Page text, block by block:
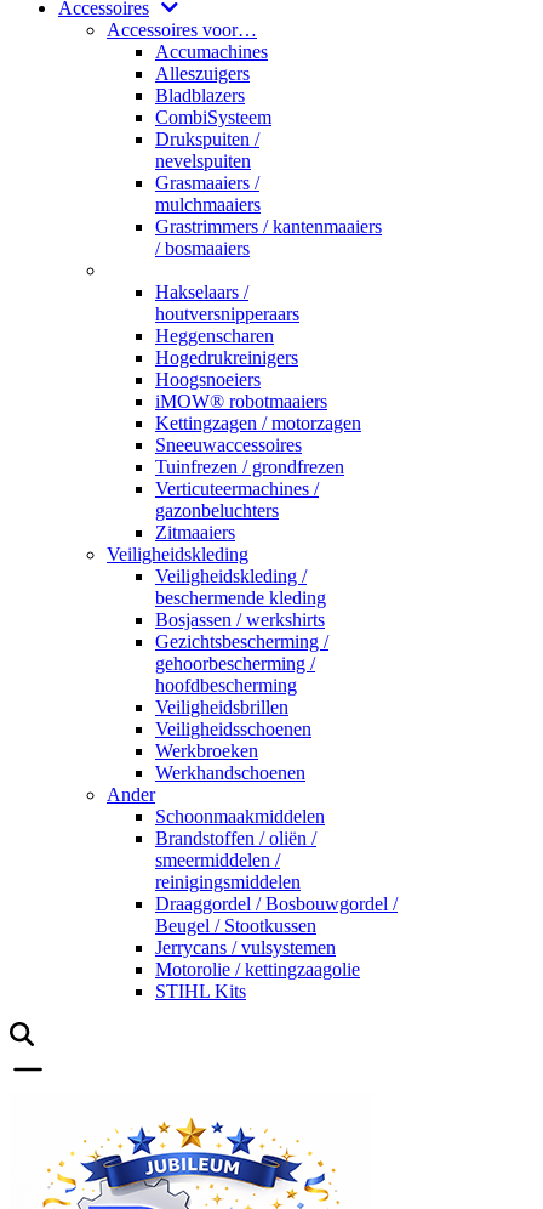
Accessoires
Accessoires voor…
Accumachines
Alleszuigers
Bladblazers
CombiSysteem
Drukspuiten /
nevelspuiten
Grasmaaiers /
mulchmaaiers
Grastrimmers / kantenmaaiers
/ bosmaaiers
Hakselaars /
houtversnipperaars
Heggenscharen
Hogedrukreinigers
Hoogsnoeiers
iMOW® robotmaaiers
Kettingzagen / motorzagen
Sneeuwaccessoires
Tuinfrezen / grondfrezen
Verticuteermachines /
gazonbeluchters
Zitmaaiers
Veiligheidskleding
Veiligheidskleding /
beschermende kleding
Bosjassen / werkshirts
Gezichtsbescherming /
gehoorbescherming /
hoofdbescherming
Veiligheidsbrillen
Veiligheidsschoenen
Werkbroeken
Werkhandschoenen
Ander
Schoonmaakmiddelen
Brandstoffen / oliën /
smeermiddelen /
reinigingsmiddelen
Draaggordel / Bosbouwgordel /
Beugel / Stootkussen
Jerrycans / vulsystemen
Motorolie / kettingzaagolie
STIHL Kits